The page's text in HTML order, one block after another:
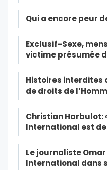
Qui a encore peur
Exclusif-Sexe,
victime présumée
Histoires interdites
de droits de
Christian Harbulot:
International est
Le journaliste
International dans